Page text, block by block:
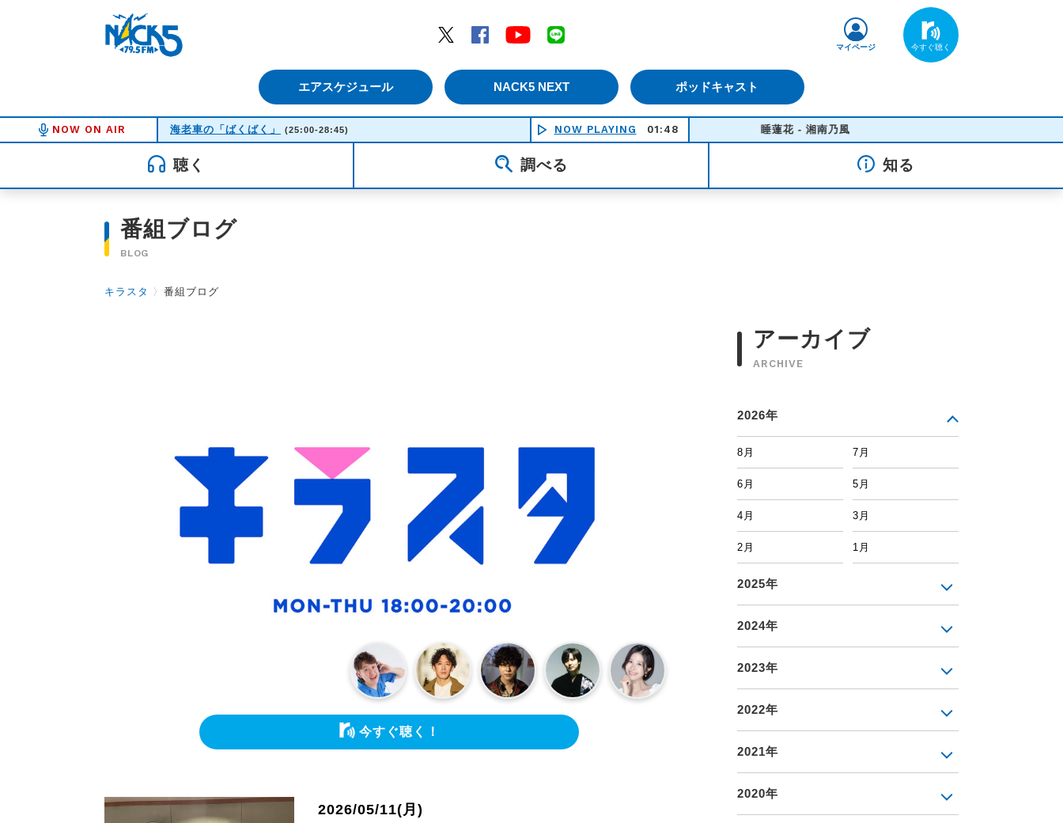
Twitter
Facebook YouTube
エアスケジュール NACK5 NEXT ポッドキャスト
マイページ
NOW ON AIR 海老車の「ばくばく」 (25:00-28:45) NOW PLAYING 01:48 睡蓮花 - 湘南乃風
聴く 調べる 知る
番組ブログ
BLOG
キラスタ 〉 番組ブログ
今すぐ聴く！
2026/05/11(月)
アーカイブ
ARCHIVE
2026年
8月 7月
6月 5月
4月 3月
2月 1月
2025年
2024年
2023年
2022年
2021年
2020年